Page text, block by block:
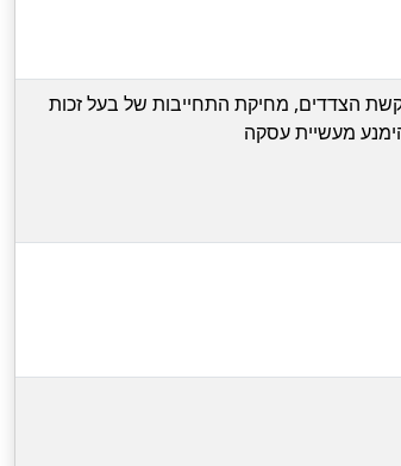
הצדדים, מחיקת התחייבות של בעל זכות
מעשיית עסקה